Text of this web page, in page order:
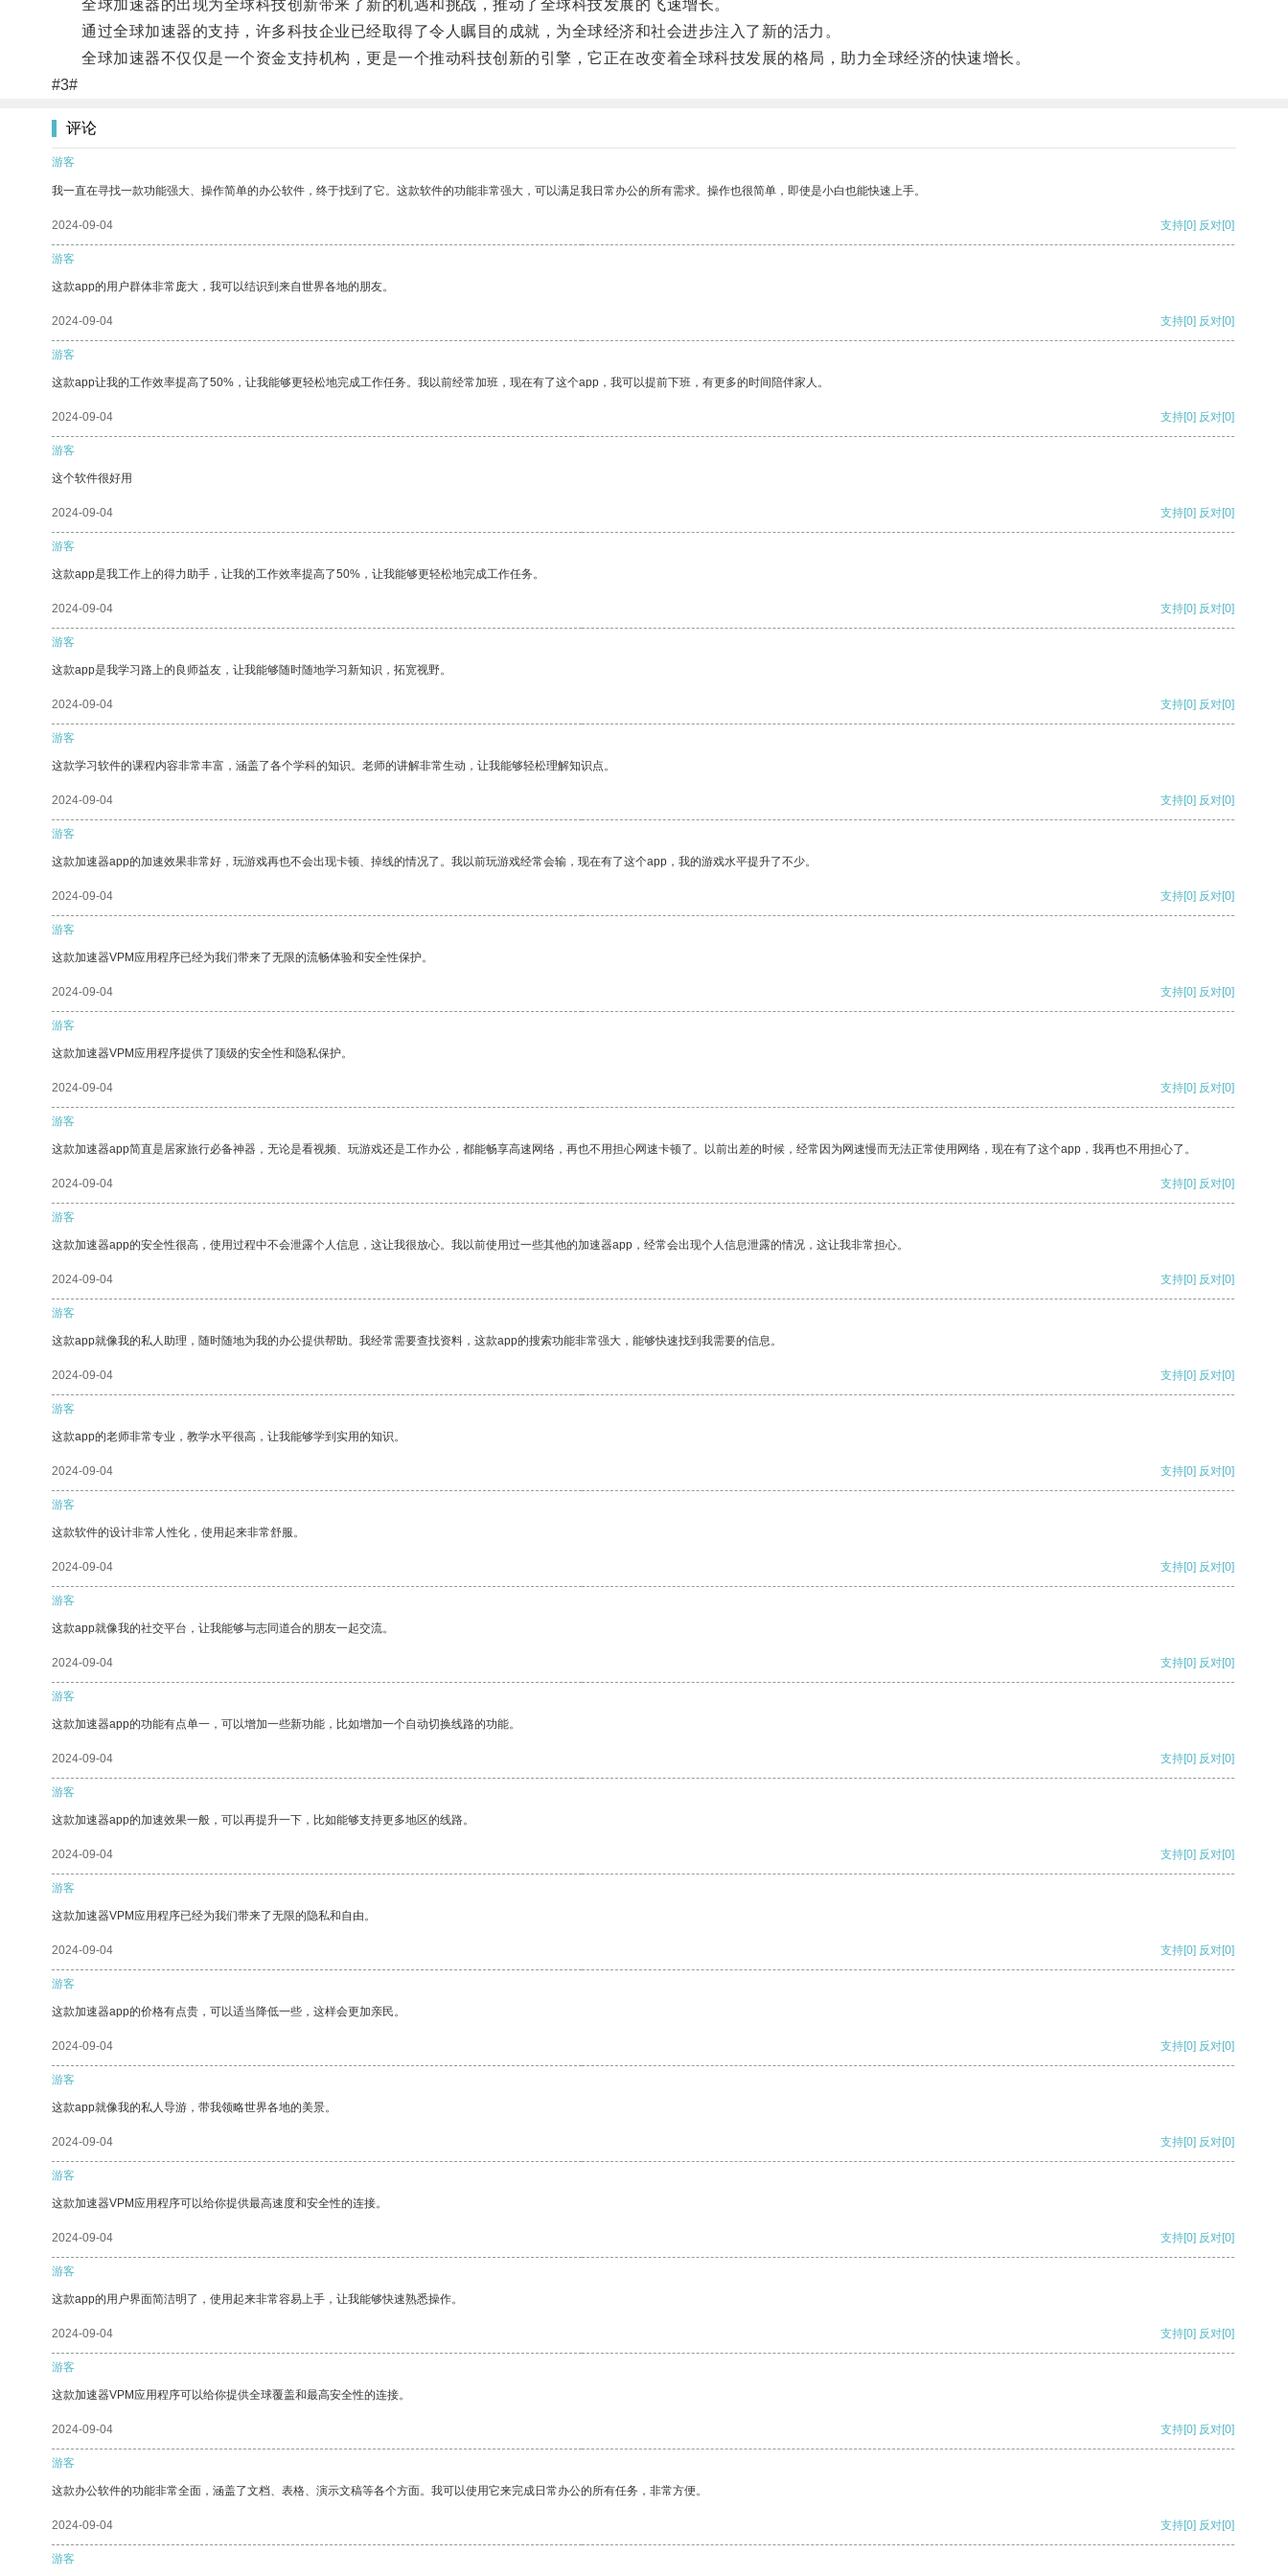
全球加速器的出现为全球科技创新带来了新的机遇和挑战，推动了全球科技发展的飞速增长。
通过全球加速器的支持，许多科技企业已经取得了令人瞩目的成就，为全球经济和社会进步注入了新的活力。
全球加速器不仅仅是一个资金支持机构，更是一个推动科技创新的引擎，它正在改变着全球科技发展的格局，助力全球经济的快速增长。
#3#
评论
游客
我一直在寻找一款功能强大、操作简单的办公软件，终于找到了它。这款软件的功能非常强大，可以满足我日常办公的所有需求。操作也很简单，即使是小白也能快速上手。
2024-09-04 支持[0] 反对[0]
游客
这款app的用户群体非常庞大，我可以结识到来自世界各地的朋友。
2024-09-04 支持[0] 反对[0]
游客
这款app让我的工作效率提高了50%，让我能够更轻松地完成工作任务。我以前经常加班，现在有了这个app，我可以提前下班，有更多的时间陪伴家人。
2024-09-04 支持[0] 反对[0]
游客
这个软件很好用
2024-09-04 支持[0] 反对[0]
游客
这款app是我工作上的得力助手，让我的工作效率提高了50%，让我能够更轻松地完成工作任务。
2024-09-04 支持[0] 反对[0]
游客
这款app是我学习路上的良师益友，让我能够随时随地学习新知识，拓宽视野。
2024-09-04 支持[0] 反对[0]
游客
这款学习软件的课程内容非常丰富，涵盖了各个学科的知识。老师的讲解非常生动，让我能够轻松理解知识点。
2024-09-04 支持[0] 反对[0]
游客
这款加速器app的加速效果非常好，玩游戏再也不会出现卡顿、掉线的情况了。我以前玩游戏经常会输，现在有了这个app，我的游戏水平提升了不少。
2024-09-04 支持[0] 反对[0]
游客
这款加速器VPM应用程序已经为我们带来了无限的流畅体验和安全性保护。
2024-09-04 支持[0] 反对[0]
游客
这款加速器VPM应用程序提供了顶级的安全性和隐私保护。
2024-09-04 支持[0] 反对[0]
游客
这款加速器app简直是居家旅行必备神器，无论是看视频、玩游戏还是工作办公，都能畅享高速网络，再也不用担心网速卡顿了。以前出差的时候，经常因为网速慢而无法正常使用网络，现在有了这个app，我再也不用担心了。
2024-09-04 支持[0] 反对[0]
游客
这款加速器app的安全性很高，使用过程中不会泄露个人信息，这让我很放心。我以前使用过一些其他的加速器app，经常会出现个人信息泄露的情况，这让我非常担心。
2024-09-04 支持[0] 反对[0]
游客
这款app就像我的私人助理，随时随地为我的办公提供帮助。我经常需要查找资料，这款app的搜索功能非常强大，能够快速找到我需要的信息。
2024-09-04 支持[0] 反对[0]
游客
这款app的老师非常专业，教学水平很高，让我能够学到实用的知识。
2024-09-04 支持[0] 反对[0]
游客
这款软件的设计非常人性化，使用起来非常舒服。
2024-09-04 支持[0] 反对[0]
游客
这款app就像我的社交平台，让我能够与志同道合的朋友一起交流。
2024-09-04 支持[0] 反对[0]
游客
这款加速器app的功能有点单一，可以增加一些新功能，比如增加一个自动切换线路的功能。
2024-09-04 支持[0] 反对[0]
游客
这款加速器app的加速效果一般，可以再提升一下，比如能够支持更多地区的线路。
2024-09-04 支持[0] 反对[0]
游客
这款加速器VPM应用程序已经为我们带来了无限的隐私和自由。
2024-09-04 支持[0] 反对[0]
游客
这款加速器app的价格有点贵，可以适当降低一些，这样会更加亲民。
2024-09-04 支持[0] 反对[0]
游客
这款app就像我的私人导游，带我领略世界各地的美景。
2024-09-04 支持[0] 反对[0]
游客
这款加速器VPM应用程序可以给你提供最高速度和安全性的连接。
2024-09-04 支持[0] 反对[0]
游客
这款app的用户界面简洁明了，使用起来非常容易上手，让我能够快速熟悉操作。
2024-09-04 支持[0] 反对[0]
游客
这款加速器VPM应用程序可以给你提供全球覆盖和最高安全性的连接。
2024-09-04 支持[0] 反对[0]
游客
这款办公软件的功能非常全面，涵盖了文档、表格、演示文稿等各个方面。我可以使用它来完成日常办公的所有任务，非常方便。
2024-09-04 支持[0] 反对[0]
游客